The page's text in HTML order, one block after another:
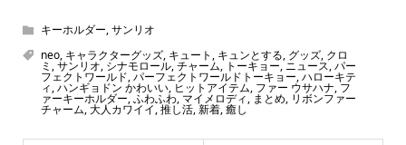
キーホルダー,サンリオ
neo, キャラクターグッズ, キュート , キュンとする, グッズ, クロ
ミ ,サンリオ, シナモロール,チャーム, トーキョー,ニュース,パー
フェクトワールド,パーフェクトワールドトーキョー,ハローキテ
ィ,ハンギョドン かわいい, ヒットアイテム, ファー ウサハナ,フ
ァーキーホルダー,ふわふわ, マイメロディ,まとめ, リボンファー
チャーム,大人カワイイ,推し活,新着,癒し